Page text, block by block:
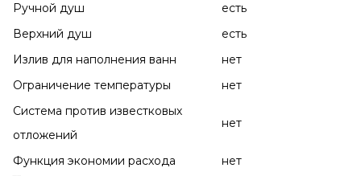
Ручной душ
есть
Верхний душ
есть
Излив для наполнения ванн
нет
Ограничение температуры
нет
Система против известковых
отложений
нет
Функция экономии расхода нет